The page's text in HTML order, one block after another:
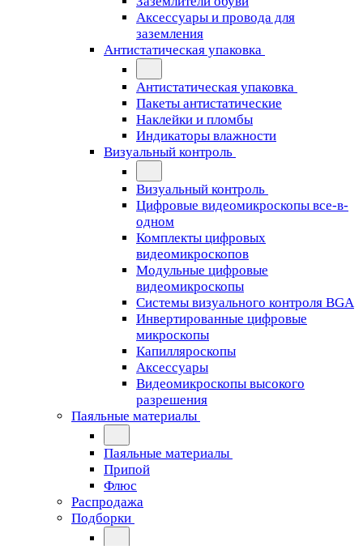
Аксессуары и провода для
заземления
Антистатическая упаковка
Антистатическая упаковка
Пакеты антистатические
Наклейки и пломбы
Индикаторы влажности
Визуальный контроль
Визуальный контроль
Цифровые видеомикроскопы все-в-
одном
Комплекты цифровых
видеомикроскопов
Модульные цифровые
видеомикроскопы
Cистемы визуального контроля BGA
Инвертированные цифровые
микроскопы
Капилляроскопы
Аксессуары
Видеомикроскопы высокого
разрешения
Паяльные материалы
Паяльные материалы
Припой
Флюс
Распродажа
Подборки